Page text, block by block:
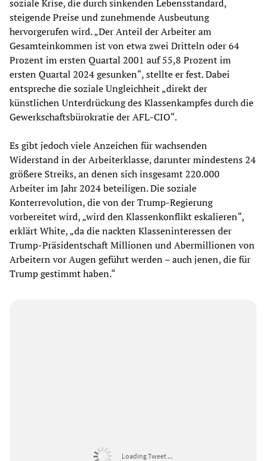
soziale Krise, die durch sinkenden Lebensstandard,
steigende Preise und zunehmende Ausbeutung
hervorgerufen wird. „Der Anteil der Arbeiter am
Gesamteinkommen ist von etwa zwei Dritteln oder 64
Prozent im ersten Quartal 2001 auf 55,8 Prozent im
ersten Quartal 2024 gesunken“, stellte er fest. Dabei
entspreche die soziale Ungleichheit „direkt der
künstlichen Unterdrückung des Klassenkampfes durch die
Gewerkschaftsbürokratie der AFL-CIO“.
Es gibt jedoch viele Anzeichen für wachsenden
Widerstand in der Arbeiterklasse, darunter mindestens 24
größere Streiks, an denen sich insgesamt 220.000
Arbeiter im Jahr 2024 beteiligen. Die soziale
Konterrevolution, die von der Trump-Regierung
vorbereitet wird, „wird den Klassenkonflikt eskalieren“,
erklärt White, „da die nackten Klasseninteressen der
Trump-Präsidentschaft Millionen und Abermillionen von
Arbeitern vor Augen geführt werden – auch jenen, die für
Trump gestimmt haben.“
Loading Tweet ...